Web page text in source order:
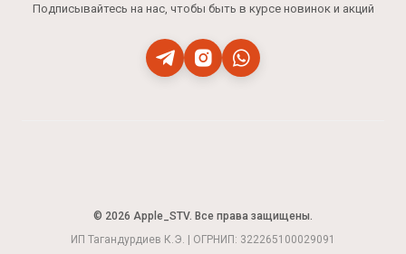
Подписывайтесь на нас, чтобы быть в курсе новинок и акций
© 2026 Apple_STV. Все права защищены.
ИП Тагандурдиев К.Э. | ОГРНИП: 322265100029091